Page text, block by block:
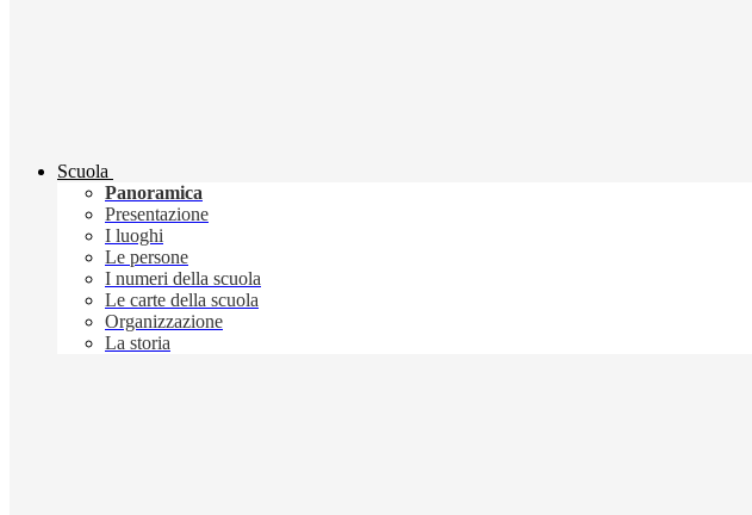
Scuola
Panoramica
Presentazione
I luoghi
Le persone
I numeri della scuola
Le carte della scuola
Organizzazione
La storia